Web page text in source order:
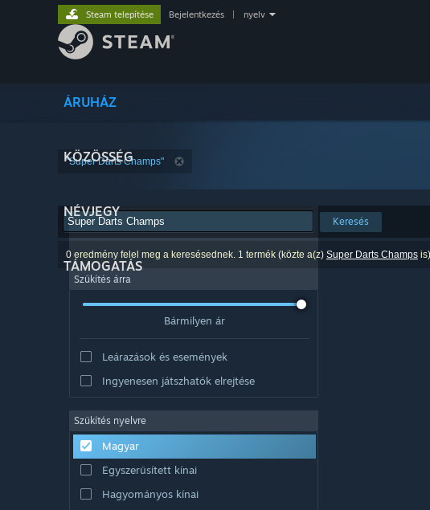
ÁRUHÁZ
KÖZÖSSÉG
NÉVJEGY
TÁMOGATÁS
Steam telepítése Bejelentkezés nyelv
"Super Darts Champs"
Keresés
0 eredmény felel meg a keresésednek. 1 termék (közte a(z) Super Darts Champs
Szűkítés árra
Bármilyen ár
Leárazások és események
Ingyenesen játszhatók elrejtése
Szűkítés nyelvre
Magyar
Egyszerűsített kínai
Hagyományos kínai